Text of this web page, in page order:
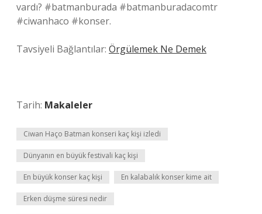
vardı? #batmanburada #batmanburadacomtr
#ciwanhaco #konser.
Tavsiyeli Bağlantılar: Örgülemek Ne Demek
Tarih: Makaleler
Ciwan Haço Batman konseri kaç kişi izledi
Dünyanın en büyük festivali kaç kişi
En büyük konser kaç kişi En kalabalık konser kime ait
Erken düşme süresi nedir